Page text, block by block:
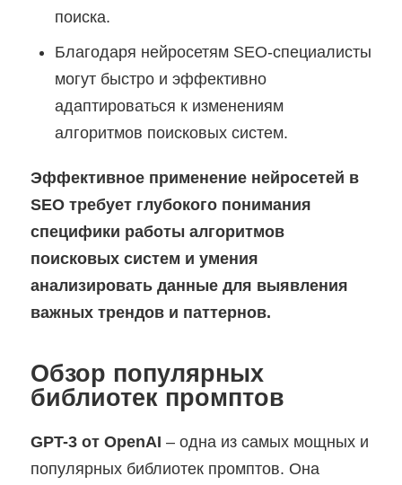
поиска.
Благодаря нейросетям SEO-специалисты
могут быстро и эффективно
адаптироваться к изменениям
алгоритмов поисковых систем.
Эффективное применение нейросетей в
SEO требует глубокого понимания
специфики работы алгоритмов
поисковых систем и умения
анализировать данные для выявления
важных трендов и паттернов.
Обзор популярных
библиотек промптов
GPT-3 от OpenAI – одна из самых мощных и
популярных библиотек промптов. Она